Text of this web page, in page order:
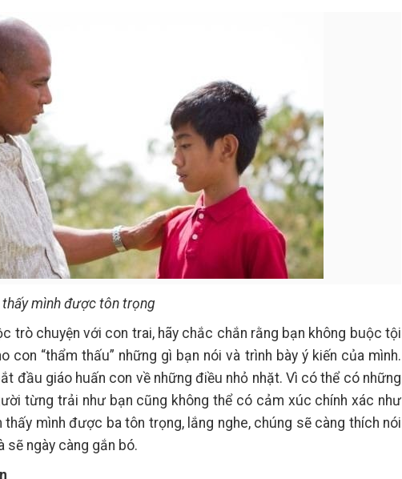
mình được tôn trọng
trò chuyện với con trai, hãy chắc chắn rằng bạn không buộc tội
con “thẩm thấu” những gì bạn nói và trình bày ý kiến của mình.
đầu giáo huấn con về những điều nhỏ nhặt. Vì có thể có những
từng trải như bạn cũng không thể có cảm xúc chính xác như
mình được ba tôn trọng, lắng nghe, chúng sẽ càng thích nói
sẽ ngày càng gắn bó.